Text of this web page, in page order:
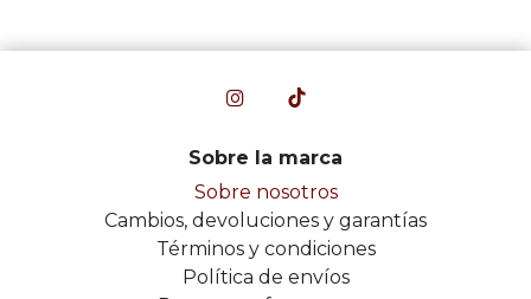
Sobre la marca
Sobre nosotros
Cambios, devoluciones y garantías
Términos y condiciones
Política de envíos